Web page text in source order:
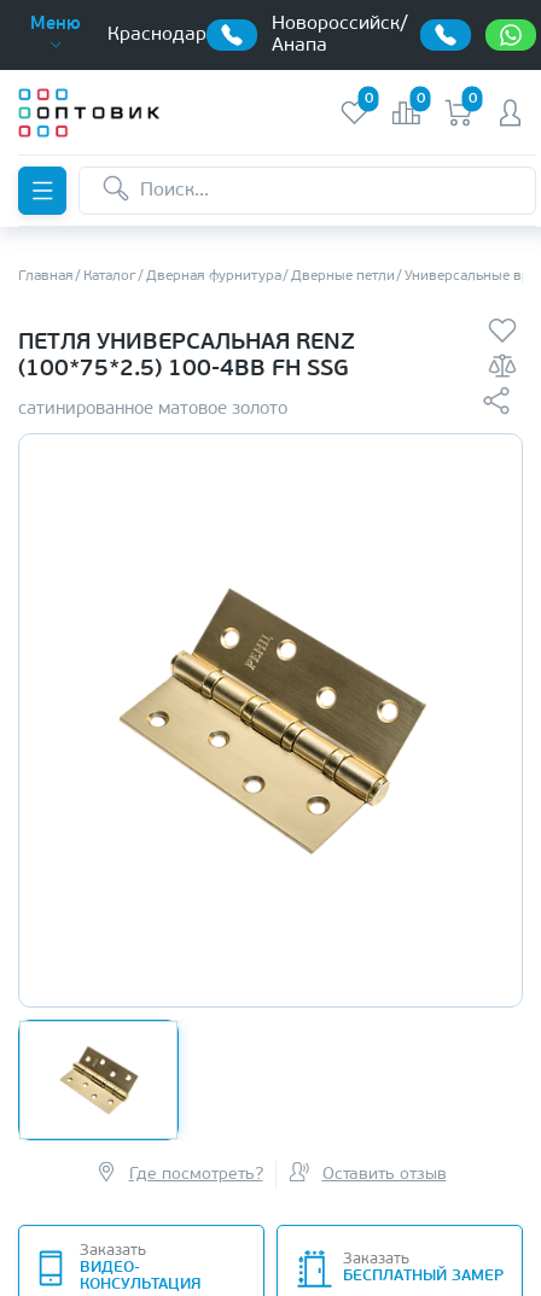
Меню
Краснодар
Новороссийск/
Анапа
0 0 0
Главная Каталог Дверная фурнитура Дверные петли Универсальные
ПЕТЛЯ УНИВЕРСАЛЬНАЯ RENZ
(100*75*2.5) 100-4BB FH SSG
сатинированное матовое золото
Где посмотреть? Оставить отзыв
Заказать
ВИДЕО-
КОНСУЛЬТАЦИЯ
Заказать
БЕСПЛАТНЫЙ ЗАМЕР